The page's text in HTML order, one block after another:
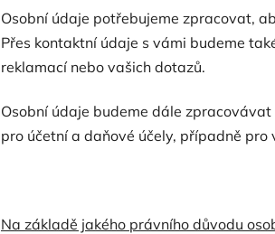
Osobní údaje potřebujeme zpracovat,
Přes kontaktní údaje s vámi budeme
reklamací nebo vašich dotazů.
Osobní údaje budeme dále
pro účetní a daňové účely, případně pro
Na základě jakého právního důvodu